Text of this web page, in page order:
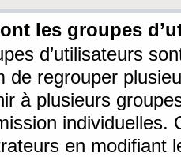
les groupes
d’utilisateurs
de regrouper
à plusieurs
individuelles.
en modifiant